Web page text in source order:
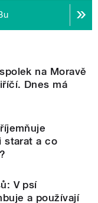
na Moravě
Dnes má
starat a co
V psí
a používají